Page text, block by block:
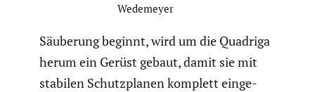
Wedemeyer
Säuberung beginnt, wird um die Quadriga
herum ein Gerüst gebaut, damit sie mit
stabilen Schutz­planen komplett einge­